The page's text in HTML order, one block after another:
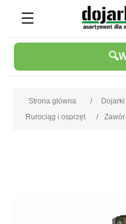
Strona główna /
Rurociąg i osprzęt
/